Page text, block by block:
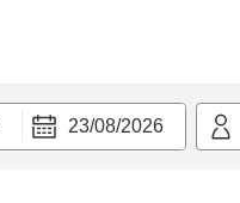
23/08/2026